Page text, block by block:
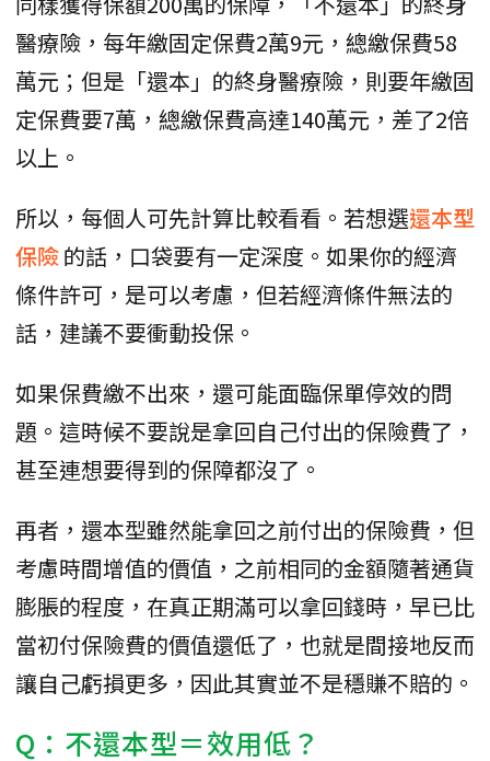
醫療險，每年繳固定保費2萬9元，總繳保費58
萬元；但是「還本」的終身醫療險，則要年繳固
定保費要7萬，總繳保費高達140萬元，差了2倍
以上。
所以，每個人可先計算比較看看。若想選還本型
保險的話，口袋要有一定深度。如果你的經濟
條件許可，是可以考慮，但若經濟條件無法的
話，建議不要衝動投保。
如果保費繳不出來，還可能面臨保單停效的問
題。這時候不要說是拿回自己付出的保險費了，
甚至連想要得到的保障都沒了。
再者，還本型雖然能拿回之前付出的保險費，但
考慮時間增值的價值，之前相同的金額隨著通貨
膨脹的程度，在真正期滿可以拿回錢時，早已比
當初付保險費的價值還低了，也就是間接地反而
讓自己虧損更多，因此其實並不是穩賺不賠的。
Q：不還本型＝效用低？